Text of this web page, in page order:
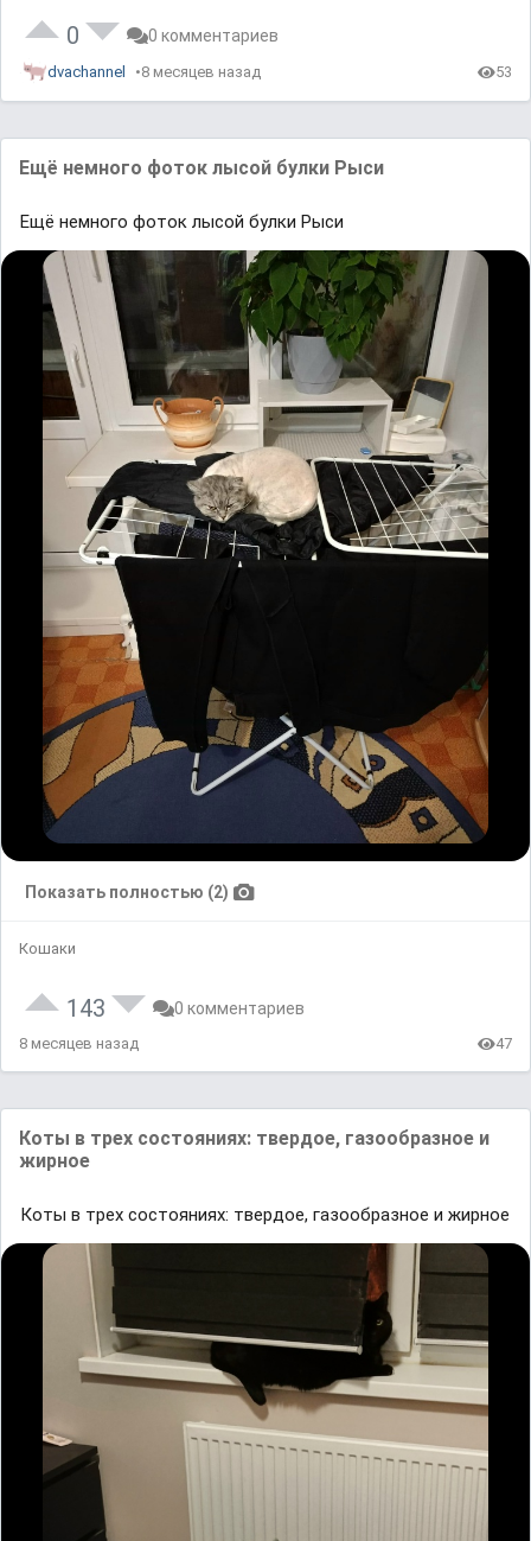
0 0 комментариев
dvachannel 8 месяцев назад 53
Ещё немного фоток лысой булки Рыси
Ещё немного фоток лысой булки Рыси
Показать полностью (2)
Кошаки
143 0 комментариев
8 месяцев назад 47
Коты в трех состояниях: твердое, газообразное и
жирное
Коты в трех состояниях: твердое, газообразное и жирное